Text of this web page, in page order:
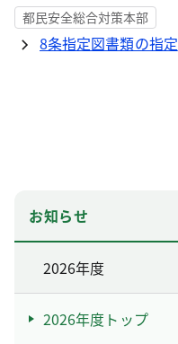
都民安全総合対策本部
8条指定図書類の指定
お知らせ
2026年度
2026年度トップ